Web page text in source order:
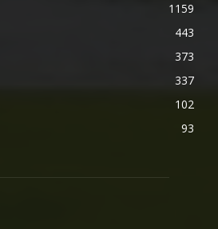
1159
443
373
337
102
93